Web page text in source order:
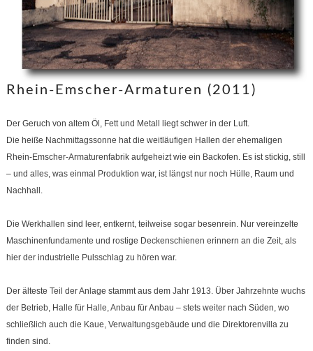
Rhein-Emscher-Armaturen (2011)
Der Geruch von altem Öl, Fett und Metall liegt schwer in der Luft.
Die heiße Nachmittagssonne hat die weitläufigen Hallen der ehemaligen
Rhein-Emscher-Armaturenfabrik aufgeheizt wie ein Backofen. Es ist stickig, still
– und alles, was einmal Produktion war, ist längst nur noch Hülle, Raum und
Nachhall.
Die Werkhallen sind leer, entkernt, teilweise sogar besenrein. Nur vereinzelte
Maschinenfundamente und rostige Deckenschienen erinnern an die Zeit, als
hier der industrielle Pulsschlag zu hören war.
Der älteste Teil der Anlage stammt aus dem Jahr 1913. Über Jahrzehnte wuchs
der Betrieb, Halle für Halle, Anbau für Anbau – stets weiter nach Süden, wo
schließlich auch die Kaue, Verwaltungsgebäude und die Direktorenvilla zu
finden sind.